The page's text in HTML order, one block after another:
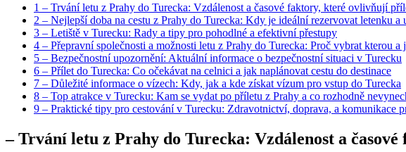
1 – Trvání letu z Prahy do Turecka: Vzdálenost a časové faktory, které ovlivňují
2 – Nejlepší doba na cestu z Prahy do Turecka: Kdy je ideální rezervovat letenku a
3 – Letiště v Turecku: Rady a tipy pro pohodlné a efektivní přestupy
4 – Přepravní společnosti a možnosti letu z Prahy do Turecka: Proč vybrat kterou a
5 – Bezpečnostní upozornění: Aktuální informace o bezpečnostní situaci v Turecku
6 – Přílet do Turecka: Co očekávat na celnici a jak naplánovat cestu do destinace
7 – Důležité informace o vízech: Kdy, jak a kde získat vízum pro vstup do Turecka
8 – Top atrakce v Turecku: Kam se vydat po příletu z Prahy a co rozhodně
9 – Praktické tipy pro cestování v Turecku: Zdravotnictví, doprava, a komunikace
– Trvání letu z Prahy do Turecka: Vzdálenost a